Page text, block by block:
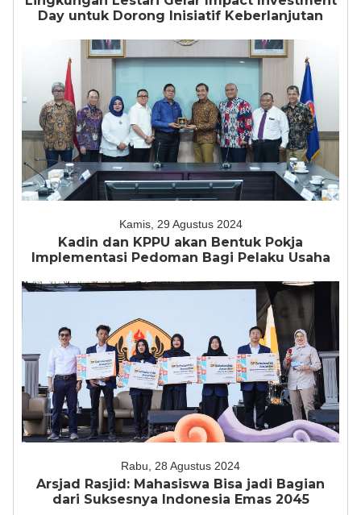
Day untuk Dorong Inisiatif Keberlanjutan
Kamis, 29 Agustus 2024
Kadin dan KPPU akan Bentuk Pokja
Implementasi Pedoman Bagi Pelaku Usaha
Rabu, 28 Agustus 2024
Arsjad Rasjid: Mahasiswa Bisa jadi Bagian
dari Suksesnya Indonesia Emas 2045